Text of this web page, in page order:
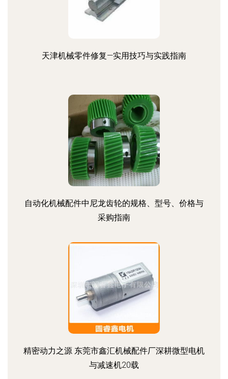
天津机械零件修复—实用技巧与实践指南
自动化机械配件中尼龙齿轮的规格、型号、价格与
采购指南
精密动力之源 东莞市鑫汇机械配件厂深耕微型电机
与减速机20载